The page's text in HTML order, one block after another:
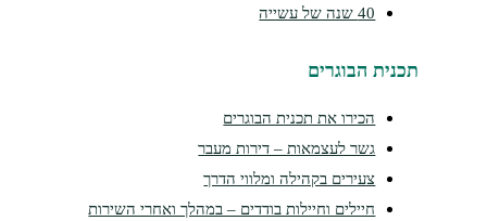
הבוגרים
הכירו את תכנית הבוגרים
גשר לעצמאות – דירות מעבר
צעירים בקהילה ומלווי הדרך
חיילים וחיילות בודדים – במהלך ואחרי השירות